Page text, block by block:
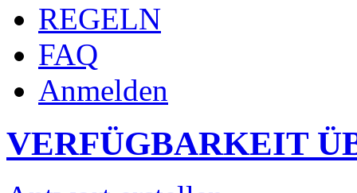
REGELN
FAQ
Anmelden
VERFÜGBARKEIT